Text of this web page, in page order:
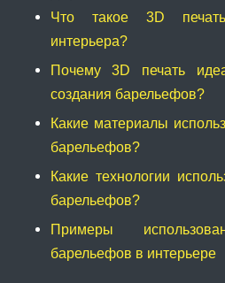
Что такое 3D
интерьера?
Почему 3D печать
создания барельефов?
Какие материалы
барельефов?
Какие технологии
барельефов?
Примеры
барельефов в интерьере